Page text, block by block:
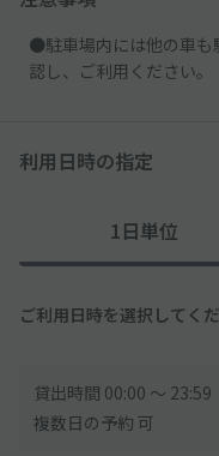
●駐車場内には他の車も
認し、ご利用ください。
利用日時の指定
1日単位
ご利用日時を選択してく
貸出時間 00:00 〜 23:59
複数日の予約 可